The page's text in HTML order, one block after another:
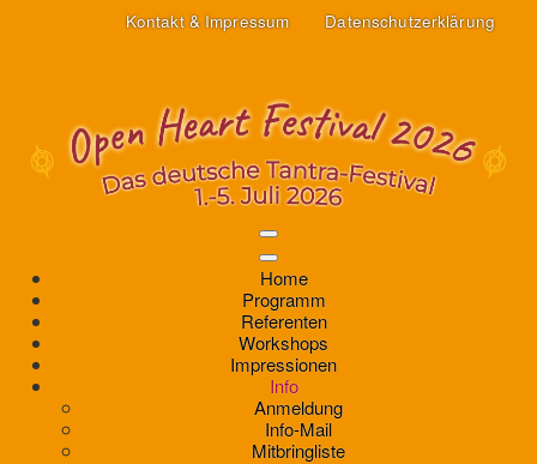
Kontakt & Impressum Datenschutzerklärung
Home
Programm
Referenten
Workshops
Impressionen
Info
Anmeldung
Info-Mail
Mitbringliste